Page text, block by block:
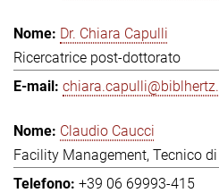
Dr. Chiara Capulli
Ricercatrice post-dottorato
Claudio Caucci
Facility Management, Tecnico
+39 06 69993-415